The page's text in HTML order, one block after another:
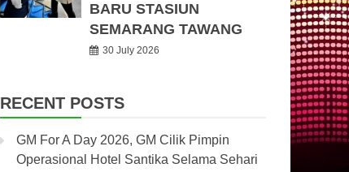
BARU STASIUN
SEMARANG TAWANG
30 July 2026
RECENT POSTS
GM For A Day 2026, GM Cilik Pimpin
Operasional Hotel Santika Selama Sehari